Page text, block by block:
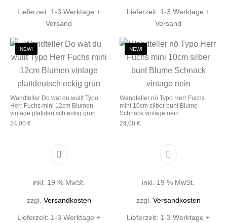
Lieferzeit: 1-3 Werktage +
Versand
Lieferzeit: 1-3 Werktage +
Versand
NEW!
Wandteller Do wat du wullt Typo
Herr Fuchs mini 12cm Blumen
vintage plattdeutsch eckig grün
24,00 €
inkl. 19 % MwSt.
zzgl. Versandkosten
Lieferzeit: 1-3 Werktage +
NEW!
Wandteller nö Typo Herr Fuchs
mini 10cm silber bunt Blume
Schnack vintage nein
24,00 €
inkl. 19 % MwSt.
zzgl. Versandkosten
Lieferzeit: 1-3 Werktage +